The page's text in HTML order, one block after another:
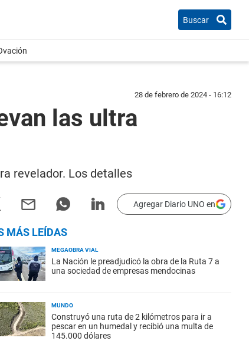
Buscar
28 de febrero de 2024 - 16:12
las ultra
revelador. Los detalles
Agregar Diario UNO en
MÁS LEÍDAS
MEGAOBRA VIAL
La Nación le preadjudicó la obra de la Ruta 7 a
una sociedad de empresas mendocinas
MUNDO
Construyó una ruta de 2 kilómetros para ir a
pescar en un humedal y recibió una multa de
145.000 dólares